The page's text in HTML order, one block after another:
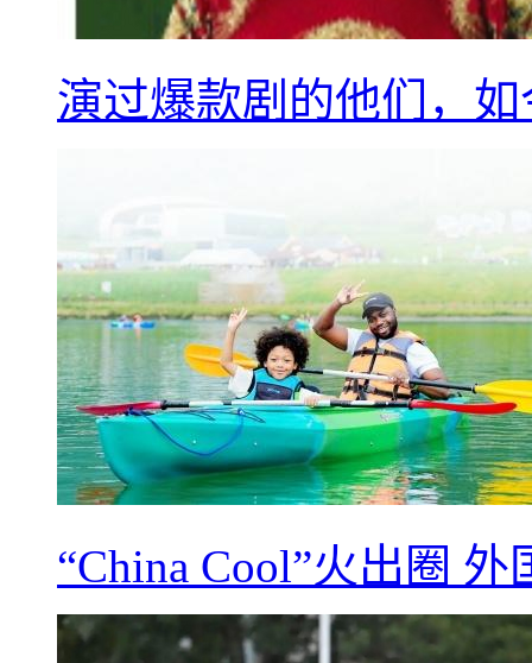
演过爆款剧的他们，
“China Cool”火出圈